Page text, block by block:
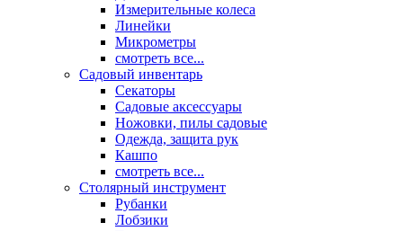
Измерительные колеса
Линейки
Микрометры
смотреть все...
Садовый инвентарь
Секаторы
Садовые аксессуары
Ножовки, пилы садовые
Одежда, защита рук
Кашпо
смотреть все...
Столярный инструмент
Рубанки
Лобзики